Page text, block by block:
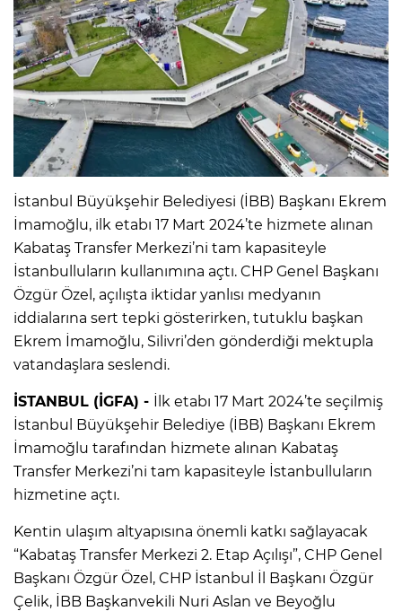
İstanbul Büyükşehir Belediyesi (İBB) Başkanı Ekrem
İmamoğlu, ilk etabı 17 Mart 2024’te hizmete alınan
Kabataş Transfer Merkezi’ni tam kapasiteyle
İstanbulluların kullanımına açtı. CHP Genel Başkanı
Özgür Özel, açılışta iktidar yanlısı medyanın
iddialarına sert tepki gösterirken, tutuklu başkan
Ekrem İmamoğlu, Silivri’den gönderdiği mektupla
vatandaşlara seslendi.
İSTANBUL (İGFA) - İlk etabı 17 Mart 2024’te seçilmiş
İstanbul Büyükşehir Belediye (İBB) Başkanı Ekrem
İmamoğlu tarafından hizmete alınan Kabataş
Transfer Merkezi’ni tam kapasiteyle İstanbulluların
hizmetine açtı.
Kentin ulaşım altyapısına önemli katkı sağlayacak
“Kabataş Transfer Merkezi 2. Etap Açılışı”, CHP Genel
Başkanı Özgür Özel, CHP İstanbul İl Başkanı Özgür
Çelik, İBB Başkanvekili Nuri Aslan ve Beyoğlu